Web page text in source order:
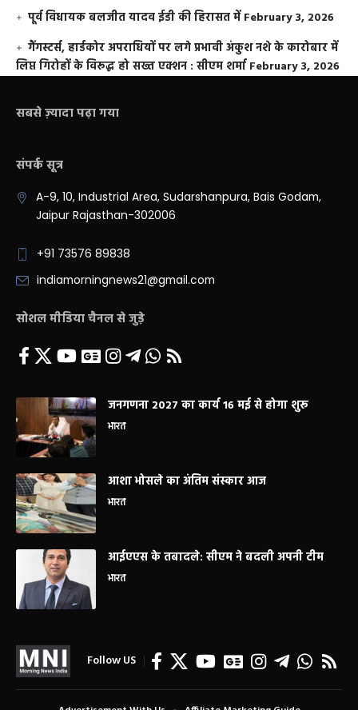
पूर्व विधायक बलजीत यादव ईडी की हिरासत में February 3, 2026
गैंगस्टर्स, हार्डकोर अपराधियों पर लगे प्रभावी अंकुश नशे के कारोबार में
लिप्त गिरोहों के विरूद्ध हो सख्त एक्शन : सीएम शर्मा February 3, 2026
सबसे ज़्यादा पढ़ा गया
संपर्क सूत्र
A-9, 10, Industrial Area, Sudarshanpura, Bais Godam,
Jaipur Rajasthan-302006
+91 73576 89838
indiamorningnews21@gmail.com
सोशल मीडिया चैनल से जुड़े
जनगणना 2027 का कार्य 16 मई से होगा शुरू
भारत
आशा भोसले का अंतिम संस्कार आज
भारत
आईएएस के तबादले: सीएम ने बदली अपनी टीम
भारत
Follow US